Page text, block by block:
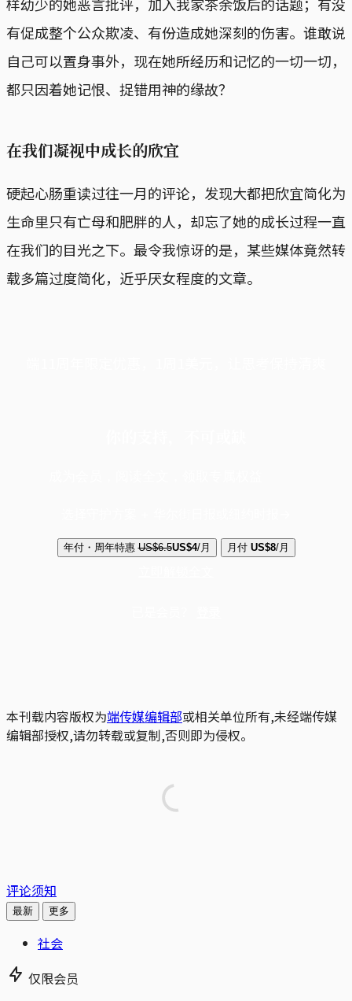
有促成整个公众欺凌、有份造成她深刻的伤害。谁敢说
自己可以置身事外，现在她所经历和记忆的一切一切，
都只因着她记恨、捉错用神的缘故？
在我们凝视中成长的欣宜
硬起心肠重读过往一月的评论，发现大都把欣宜简化为
生命里只有亡母和肥胖的人，却忘了她的成长过程一直
在我们的目光之下。最令我惊讶的是，某些媒体竟然转
载多篇过度简化，近乎厌女程度的文章。
年付・周年特惠 US$6.5US$4/月 月付 US$8/月
本刊载内容版权为端传媒编辑部或相关单位所有,未经端传媒
编辑部授权,请勿转载或复制,否则即为侵权。
评论须知
最新 更多
社会
仅限会员